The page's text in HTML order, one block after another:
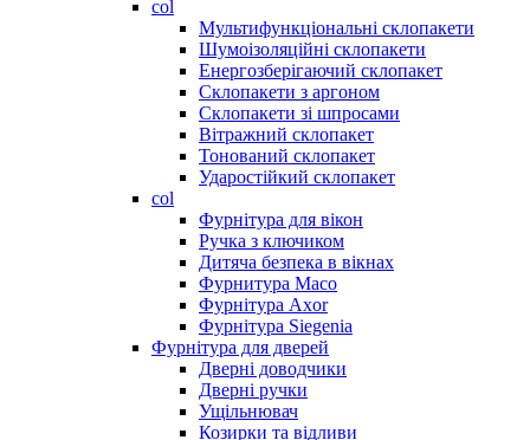
col
Мультифункціональні склопакети
Шумоізоляційні склопакети
Енергозберігаючий склопакет
Склопакети з аргоном
Склопакети зі шпросами
Вітражний склопакет
Тонований склопакет
Ударостійкий склопакет
col
Фурнітура для вікон
Ручка з ключиком
Дитяча безпека в вікнах
Фурнитура Maco
Фурнітура Axor
Фурнітура Siegenia
Фурнітура для дверей
Дверні доводчики
Дверні ручки
Ущільнювач
Козирки та відливи